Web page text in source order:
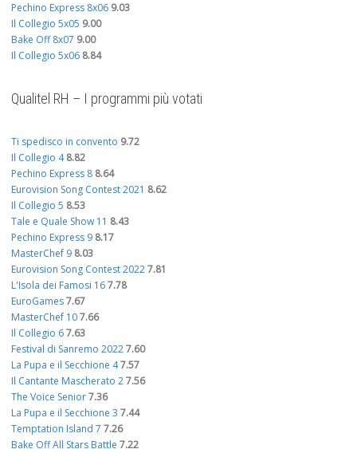
Pechino Express 8x06 9.03
Il Collegio 5x05 9.00
Bake Off 8x07 9.00
Il Collegio 5x06 8.84
Qualitel RH – I programmi più votati
Ti spedisco in convento 9.72
Il Collegio 4 8.82
Pechino Express 8 8.64
Eurovision Song Contest 2021 8.62
Il Collegio 5 8.53
Tale e Quale Show 11 8.43
Pechino Express 9 8.17
MasterChef 9 8.03
Eurovision Song Contest 20227.81
L'Isola dei Famosi 167.78
EuroGames7.67
MasterChef 107.66
Il Collegio 67.63
Festival di Sanremo 20227.60
La Pupa e il Secchione 47.57
Il Cantante Mascherato 27.56
The Voice Senior7.36
La Pupa e il Secchione 3 7.44
Temptation Island 7 7.26
Bake Off All Stars Battle 7.22